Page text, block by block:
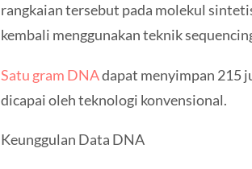
rangkaian tersebut pada molekul
kembali menggunakan teknik
Satu gram DNAdapat menyimpan 215
dicapai oleh teknologi konvensional.
Keunggulan Data DNA